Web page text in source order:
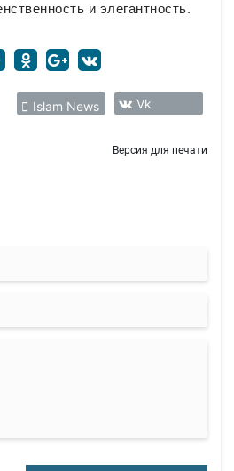
и элегантность.
Islam News Vk
Версия для печати